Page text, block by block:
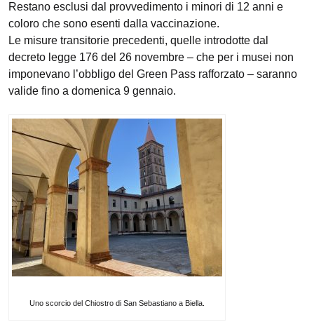
Restano esclusi dal provvedimento i minori di 12 anni e
coloro che sono esenti dalla vaccinazione.
Le misure transitorie precedenti, quelle introdotte dal
decreto legge 176 del 26 novembre – che per i musei non
imponevano l’obbligo del Green Pass rafforzato – saranno
valide fino a domenica 9 gennaio.
Uno scorcio del Chiostro di San Sebastiano a Biella.